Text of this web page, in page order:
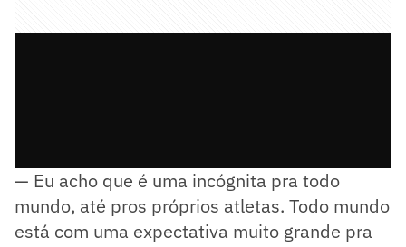
— Eu acho que é uma incógnita pra todo
mundo, até pros próprios atletas. Todo mundo
está com uma expectativa muito grande pra